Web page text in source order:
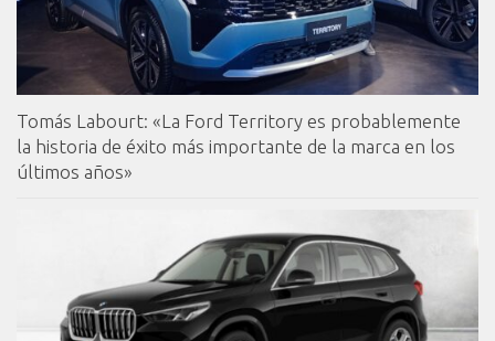
Tomás Labourt: «La Ford Territory es probablemente
la historia de éxito más importante de la marca en los
últimos años»